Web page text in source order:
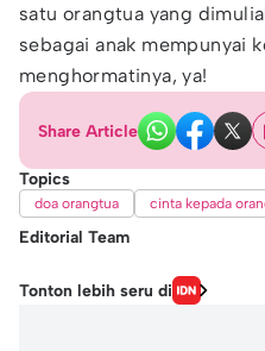
satu orangtua yang
sebagai anak mempunyai
menghormatinya, ya!
Share Article
Topics
doa orangtua cinta kepada
Editorial Team
Editor
Andhina Effendi
Tonton lebih seru di